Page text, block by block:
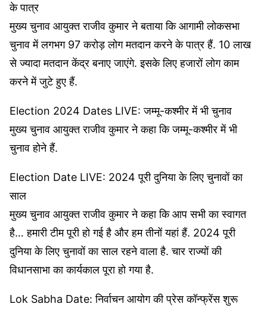
के पात्र
मुख्य चुनाव आयुक्त राजीव कुमार ने बताया कि आगामी लोकसभा
चुनाव में लगभग 97 करोड़ लोग मतदान करने के पात्र हैं. 10 लाख
से ज्‍यादा मतदान केंद्र बनाए जाएंगे. इसके लिए हजारों लोग काम
करने में जुटे हुए हैं.
Election 2024 Dates LIVE: जम्‍मू-कश्‍मीर में भी चुनाव
मुख्य चुनाव आयुक्त राजीव कुमार ने कहा कि जम्‍मू-कश्‍मीर में भी
चुनाव होने हैं.
Election Date LIVE: 2024 पूरी दुनिया के लिए चुनावों का
साल
मुख्य चुनाव आयुक्त राजीव कुमार ने कहा कि आप सभी का स्वागत
है… हमारी टीम पूरी हो गई है और हम तीनों यहां हैं. 2024 पूरी
दुनिया के लिए चुनावों का साल रहने वाला है. चार राज्यों की
विधानसाभा का कार्यकाल पूरा हो गया है.
Lok Sabha Date: निर्वाचन आयोग की प्रेस कॉन्फ्रेंस शुरू